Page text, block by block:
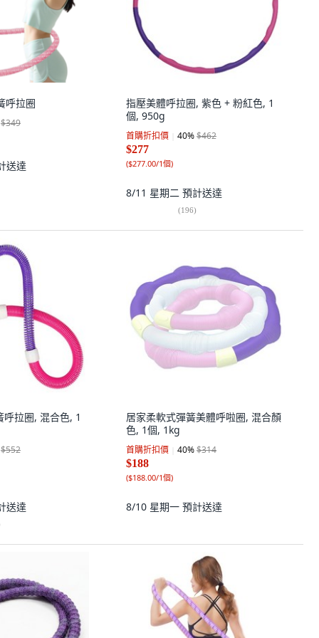
呼拉圈
$349
送達
指壓美體呼拉圈, 紫色 + 粉紅色, 1
個, 950g
首購折扣價 40%$462
$277
($277.00/1個)
8/11 星期二 預計送達
(196)
拉圈, 混合色, 1
$552
送達
居家柔軟式彈簧美體呼啦圈, 混合顏
色, 1個, 1kg
首購折扣價 40%$314
$188
($188.00/1個)
8/10 星期一 預計送達